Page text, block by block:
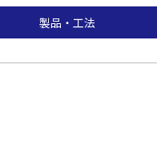
製品・工法